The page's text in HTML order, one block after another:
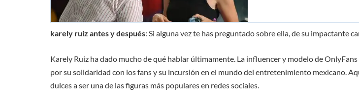
karely ruiz antes y después: Si alguna vez te has preguntado sobre ella, de su impactante
Karely Ruiz ha dado mucho de qué hablar últimamente. La influencer y modelo de
por su solidaridad con los fans y su incursión en el mundo del entretenimiento mexicano.
dulces a ser una de las figuras más populares en redes sociales.